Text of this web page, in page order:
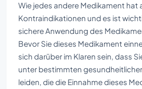
Wie jedes andere Medikament hat
Kontraindikationen und es ist
sichere Anwendung des
Bevor Sie dieses Medikament
sich darüber im Klaren sein, dass
unter bestimmten
leiden, die die Einnahme dieses